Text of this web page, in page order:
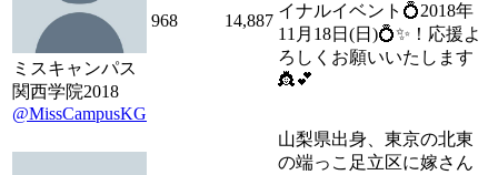
ミスキャンパス
関西学院2018
@MissCampusKG
968 14,887
イナルイベント💍2018年
11月18日(日)💍✨！応援よ
ろしくお願いいたします
👸💕
山梨県出身、東京の北東
の端っこ足立区に嫁さん